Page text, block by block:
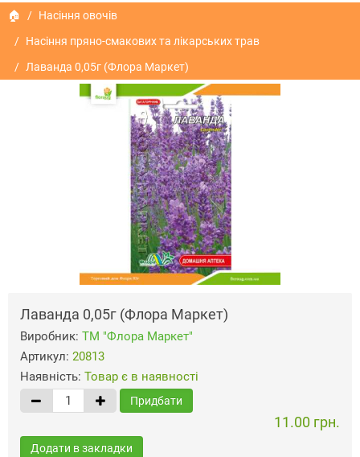
🏠
Насіння овочів
Насіння пряно-смакових та лікарських трав
Лаванда 0,05г (Флора Маркет)
Лаванда 0,05г (Флора Маркет)
Виробник: ТМ "Флора Маркет"
Артикул: 20813
Наявність: Товар є в наявності
Придбати
11.00 грн.
Додати в закладки